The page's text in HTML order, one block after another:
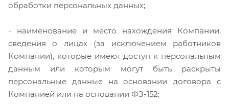
обработки персональных данных;
- наименование и место нахождения Компании,
сведения о лицах (за исключением работников
Компании), которые имеют доступ к персональным
данным или которым могут быть раскрыты
персональные данные на основании договора с
Компанией или на основании ФЗ-152;